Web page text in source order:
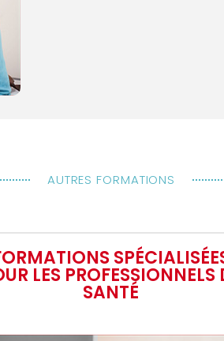
AUTRES FORMATIONS
LES PROFESSIONNELS
SANTÉ